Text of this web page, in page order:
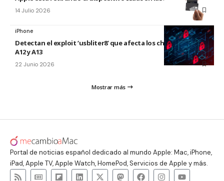
14 Julio 2026
iPhone
Detectan el exploit ‘usbliter8’ que afecta los chips de Apple
A12 y A13
22 Junio 2026
Mostrar más
Portal de noticias español dedicado al mundo Apple: Mac, iPhone,
iPad, Apple TV, Apple Watch, HomePod, Servicios de Apple y más.